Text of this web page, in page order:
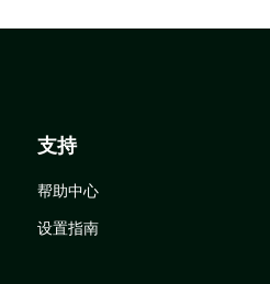
支持
帮助中心
设置指南